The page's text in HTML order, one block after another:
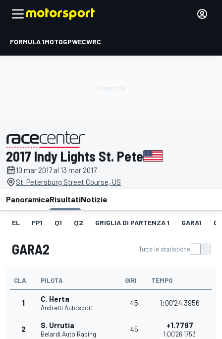
FORMULA 1MOTOGPWECWRC
presentato da
2017 Indy Lights St. Pete
10 mar 2017 al 13 mar 2017
St. Petersburg Street Course, US
PanoramicaRisultatiNotizie
EL FP1 Q1 Q2 GRIGLIA DI PARTENZA 1 GARA1
GARA2 Tutte le statistiche
CLA PILOTA GIRI TEMPO
1 C. Herta
Andretti Autosport
45 1:00'24.3956
2 S. Urrutia
Belardi Auto Racing
45 +1.7797
1:00'26.1753